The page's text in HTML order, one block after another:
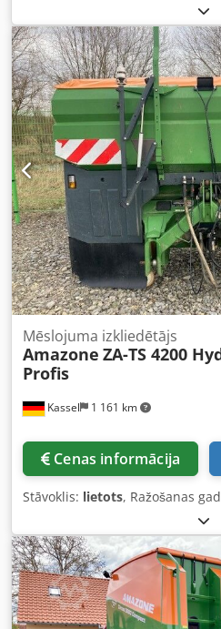
Kassel 1 161 km
Mēslojuma izkliedētājs
Amazone ZA-TS 4200
Profis
Cenas informācija
Stāvoklis: lietots, Ražošanas